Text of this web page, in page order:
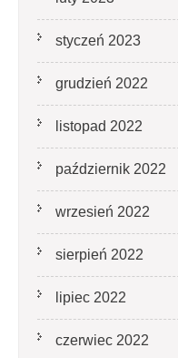
styczeń 2023
grudzień 2022
listopad 2022
październik 2022
wrzesień 2022
sierpień 2022
lipiec 2022
czerwiec 2022